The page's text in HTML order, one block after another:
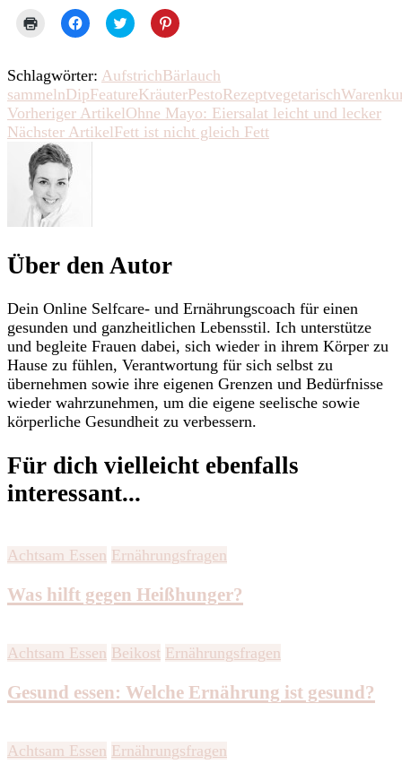
Klicken
zum
neuem
Fenster
geöffnet)
Klick,
um
teilen
(Wird
in
neuem
Fenster
geöffnet)
Klick,
um
teilen
(Wird
in
neuem
Fenster
geöffnet)
Klick,
um
zu
teilen
(Wird
in
neuem
Fenster
geöffnet)
Schlagwörter: AufstrichBärlauch
sammelnDipFeatureKräuterPestoRezeptvegetarisch
Beitragsnavigation
Vorheriger ArtikelOhne Mayo: Eiersalat leicht und lecker
Nächster ArtikelFett ist nicht gleich Fett
Über den Autor
Dein Online Selfcare- und Ernährungscoach für einen
gesunden und ganzheitlichen Lebensstil. Ich unterstütze
und begleite Frauen dabei, sich wieder in ihrem Körper zu
Hause zu fühlen, Verantwortung für sich selbst zu
übernehmen sowie ihre eigenen Grenzen und Bedürfnisse
wieder wahrzunehmen, um die eigene seelische sowie
körperliche Gesundheit zu verbessern.
Für dich vielleicht ebenfalls
interessant...
Achtsam Essen Ernährungsfragen
Was hilft gegen Heißhunger?
Achtsam Essen Beikost Ernährungsfragen
Gesund essen: Welche Ernährung ist gesund?
Achtsam Essen Ernährungsfragen